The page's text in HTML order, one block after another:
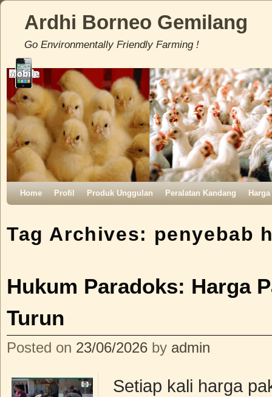
Ardhi Borneo Gemilang
Go Environmentally Friendly Farming !
Home Profil Produk Unggulan Peralatan Kandang
Tag Archives: penyebab
Hukum Paradoks: Harga
Turun
Posted on 23/06/2026 by admin
Setiap kali harga